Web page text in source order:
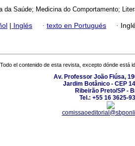
da Saúde; Medicina do Comportamento;
| Inglés · texto en Portugués ·
Todo el contenido de esta revista, excepto dónde está
Av. Professor João Fiúsa,
Jardim Botânico - CEP
Ribeirão Preto/SP -
Tel.: +55 16 3625-